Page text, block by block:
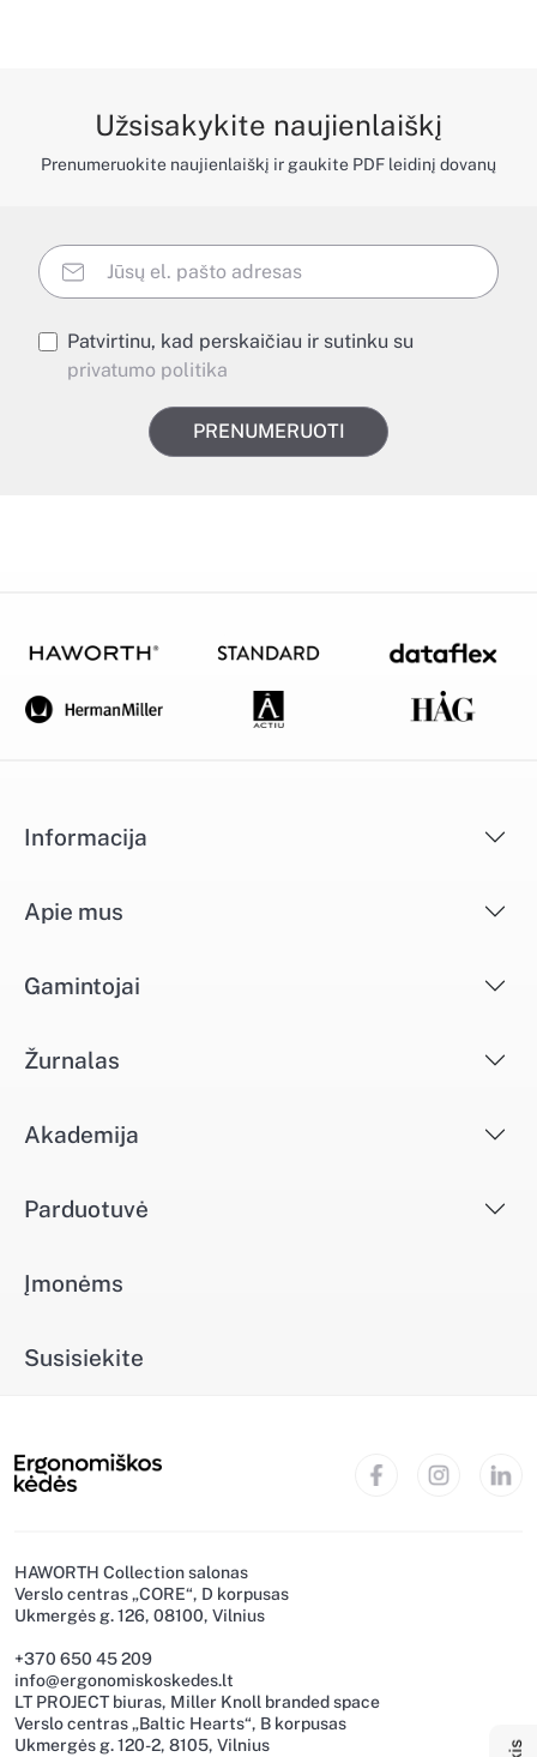
Užsisakykite naujienlaiškį
Prenumeruokite naujienlaiškį ir gaukite PDF leidinį dovanų
Patvirtinu, kad perskaičiau ir sutinku su
privatumo politika
PRENUMERUOTI
Informacija
Apie mus
Gamintojai
Žurnalas
Akademija
Parduotuvė
Įmonėms
Susisiekite
HAWORTH Collection salonas
Verslo centras „CORE“, D korpusas
Ukmergės g. 126, 08100, Vilnius
+370 650 45 209
info@ergonomiskoskedes.lt
LT PROJECT biuras, Miller Knoll branded space
Verslo centras „Baltic Hearts“, B korpusas
Ukmergės g. 120-2, 8105, Vilnius